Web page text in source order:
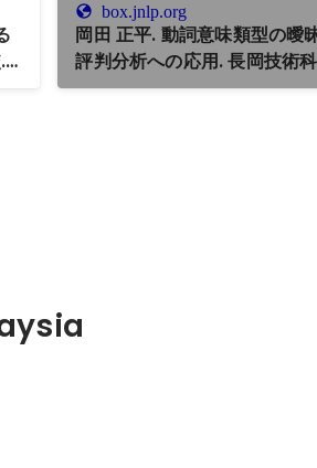
box.jnlp.org
岡田 正平. 動詞意味類型の曖
評判分析への応用. 長岡技術
士論文